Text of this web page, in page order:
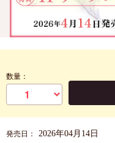
数量：
発売日： 2026年04月14日